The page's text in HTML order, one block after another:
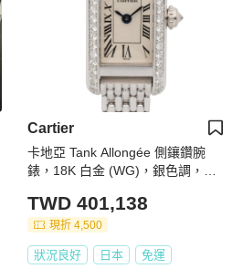
Cartier
卡地亞 Tank Allongée 側鑲鑽腕
錶，18K 白金 (WG)，銀色調，女
TWD 401,138
現折 4,500
狀況良好 日本 免運